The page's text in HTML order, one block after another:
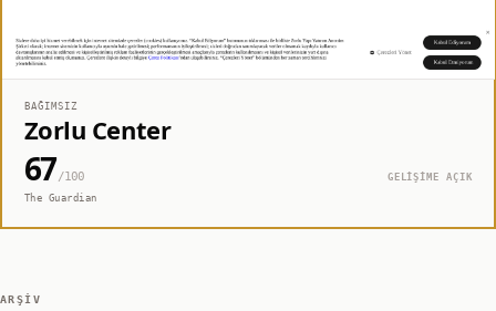
BAĞIMSIZ
Zorlu Center
67/100
GELİŞİME AÇIK
The Guardian
ARŞIV